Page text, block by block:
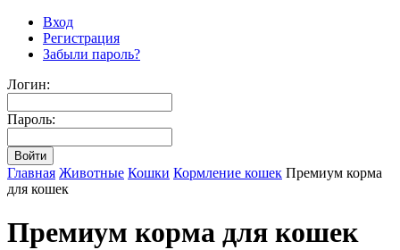
Вход
Регистрация
Забыли пароль?
Логин:
Пароль:
Главная Животные Кошки Кормление кошек Премиум корма
для кошек
Премиум корма для кошек